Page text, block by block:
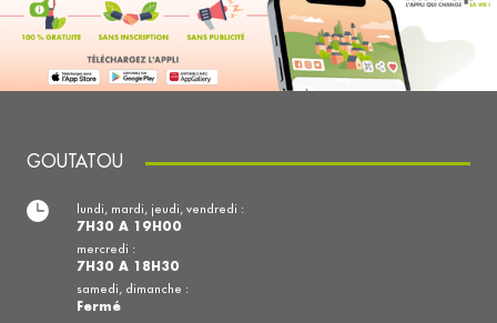
GOUTATOU
lundi, mardi, jeudi, vendredi :
7H30 A 19H00
mercredi :
7H30 A 18H30
samedi, dimanche :
Fermé